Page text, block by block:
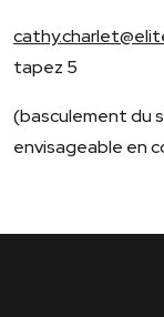
tapez 5
(basculement du
envisageable en